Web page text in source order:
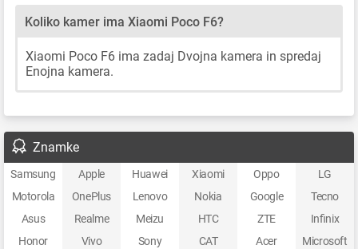
Koliko kamer ima Xiaomi Poco F6?
Xiaomi Poco F6 ima zadaj Dvojna kamera in spredaj
Enojna kamera.
Znamke
Samsung Apple Huawei Xiaomi Oppo
LG
Motorola
OnePlus Lenovo Nokia Google
Tecno
Asus
Realme Meizu HTC ZTE
Infinix
Honor
Vivo Sony CAT Acer
Microsoft